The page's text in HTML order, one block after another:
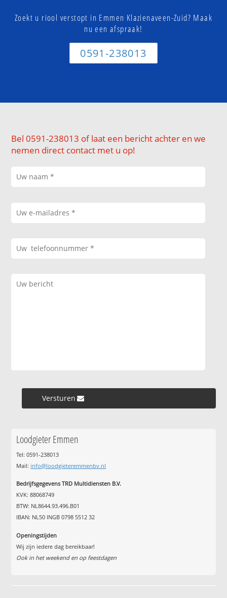
Zoekt u riool verstopt in Emmen Klazienaveen-Zuid? Maak
nu een afspraak!
0591-238013
Bel 0591-238013 of laat een bericht achter en we
nemen direct contact met u op!
Versturen »
Loodgieter Emmen
Tel: 0591-238013
Mail: info@loodgieteremmenbv.nl
Bedrijfsgegevens TRD Multidiensten B.V.
KVK: 88068749
BTW: NL8644.93.496.B01
IBAN: NL50 INGB 0798 5512 32
Openingstijden
Wij zijn iedere dag bereikbaar!
Ook in het weekend en op feestdagen